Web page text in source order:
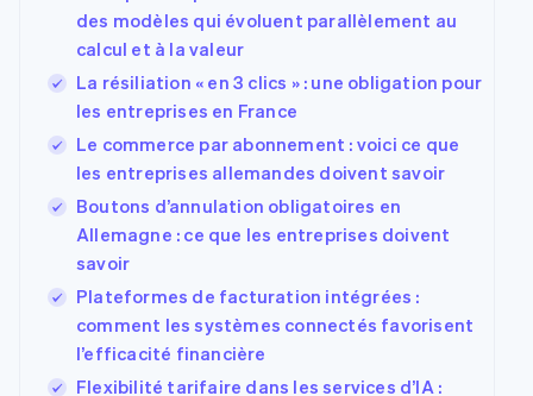
des modèles qui évoluent parallèlement au
calcul et à la valeur
La résiliation « en 3 clics » : une obligation pour
les entreprises en France
Le commerce par abonnement : voici ce que
les entreprises allemandes doivent savoir
Boutons d’annulation obligatoires en
Allemagne : ce que les entreprises doivent
savoir
Plateformes de facturation intégrées :
comment les systèmes connectés favorisent
l’efficacité financière
Flexibilité tarifaire dans les services d’IA :